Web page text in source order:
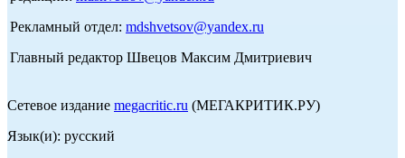
Рекламный отдел: mdshvetsov@yandex.ru
Главный редактор Швецов Максим Дмитриевич
Сетевое издание megacritic.ru (МЕГАКРИТИК.РУ)
Язык(и): русский